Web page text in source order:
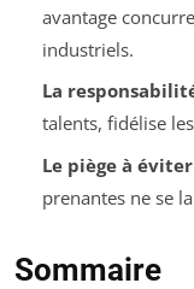
avantage
industriels.
La
talents, fidélise
Le piège à éviter
prenantes ne se
Sommaire